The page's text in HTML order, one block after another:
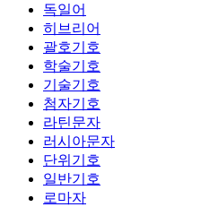
독일어
히브리어
괄호기호
학술기호
기술기호
첨자기호
라틴문자
러시아문자
단위기호
일반기호
로마자